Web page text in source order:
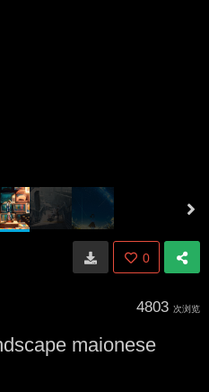
0
4803 次浏览
maionese